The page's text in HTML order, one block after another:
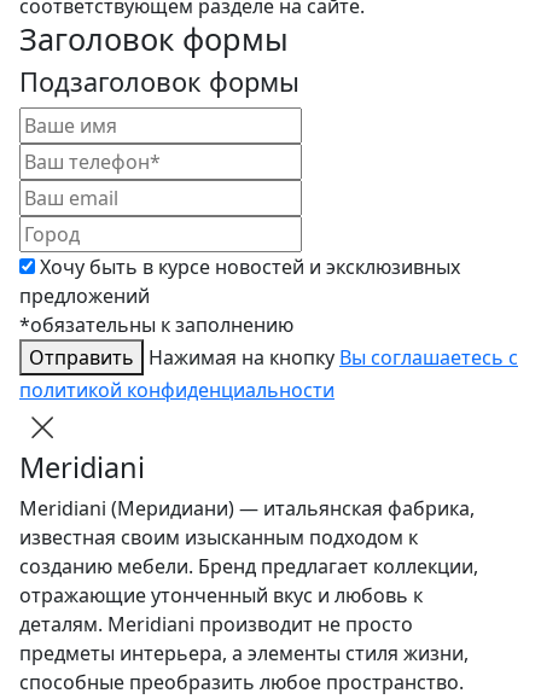
соответствующем разделе на сайте.
Заголовок формы
Подзаголовок формы
Хочу быть в курсе новостей и эксклюзивных
предложений
*обязательны к заполнению
Отправить
Нажимая на кнопку Вы соглашаетесь с
политикой конфиденциальности
Meridiani
Meridiani (Меридиани) — итальянская фабрика,
известная своим изысканным подходом к
созданию мебели. Бренд предлагает коллекции,
отражающие утонченный вкус и любовь к
деталям. Meridiani производит не просто
предметы интерьера, а элементы стиля жизни,
способные преобразить любое пространство.